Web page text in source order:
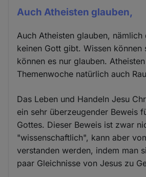
Auch Atheisten glauben,
Auch Atheisten glauben,
keinen Gott gibt. Wissen können
können es nur glauben.
Themenwoche natürlich auch
Das Leben und Handeln Jesu
ein sehr überzeugender Beweis
Gottes. Dieser Beweis ist zwar
"wissenschaftlich", kann aber
verstanden werden, indem man
paar Gleichnisse von Jesus zu